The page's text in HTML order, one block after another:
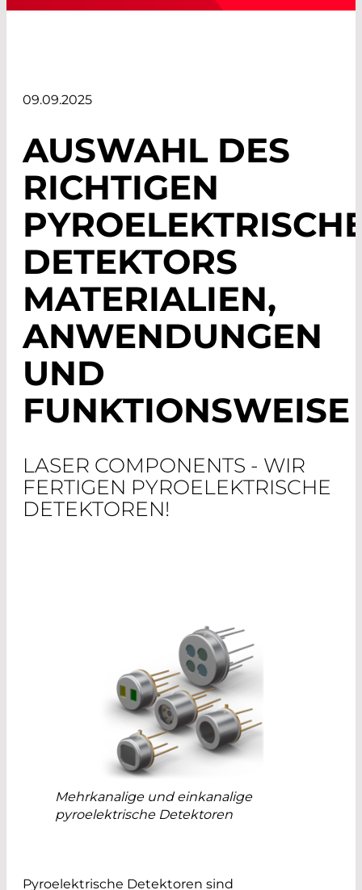
09.09.2025
AUSWAHL DES
RICHTIGEN
DETEKTORS
MATERIALIEN,
ANWENDUNGEN
UND
FUNKTIONSWEISE
LASER COMPONENTS - WIR
FERTIGEN PYROELEKTRISCHE
DETEKTOREN!
Mehrkanalige und einkanalige
pyroelektrische Detektoren
Pyroelektrische Detektoren sind